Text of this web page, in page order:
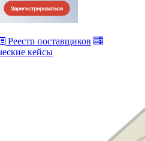
Реестр поставщиков
кейсы